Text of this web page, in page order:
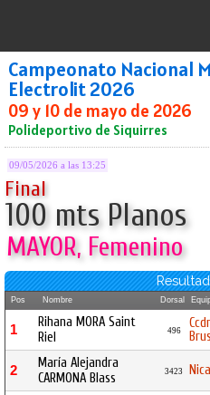
Campeonato Nacional
Electrolit 2026
09 y 10 de mayo de 2026
Polideportivo de Siquirres
09/05/2026 a las 13:25
Final
100 mts Planos
MAYOR, Femenino
Pos Nombre Dorsal
1
Rihana MORA Saint
Riel
496
Brus
2
María Alejandra
CARMONA Blass
3423